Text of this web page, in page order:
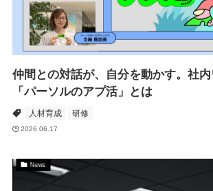
仲間との対話が、自分を動かす。社
「パーソルのアプ活」とは
人材育成 研修
2026.06.17
News